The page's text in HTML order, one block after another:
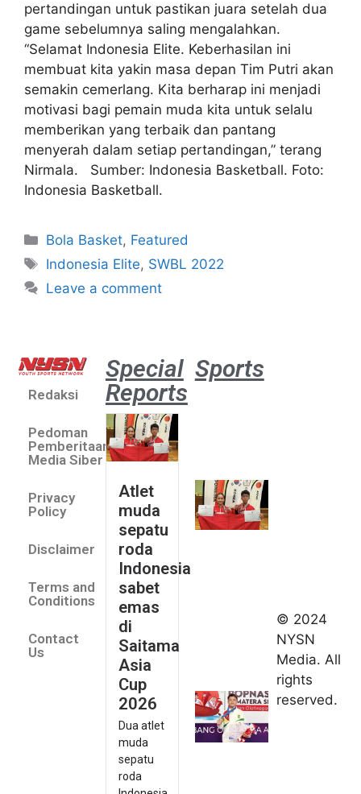
pertandingan untuk pastikan juara setelah dua
game sebelumnya saling mengalahkan.
“Selamat Indonesia Elite. Keberhasilan ini
membuat kita yakin masa depan Tim Putri akan
semakin cemerlang. Kita berharap ini menjadi
motivasi bagi pemain muda kita untuk selalu
memberikan yang terbaik dan pantang
menyerah dalam setiap pertandingan,” terang
Nirmala. Sumber: Indonesia Basketball. Foto:
Indonesia Basketball.
Bola Basket, Featured
Indonesia Elite, SWBL 2022
Leave a comment
Redaksi
Pedoman
Pemberitaan
Media Siber
Privacy
Policy
Disclaimer
Terms and
Conditions
Contact
Us
Special
Reports
Atlet
muda
sepatu
roda
Indonesia
sabet
emas
di
Saitama
Asia
Cup
2026
Dua atlet
muda
sepatu
roda
Sports
2026
Indonesia
kirim tiga
lifter
muda ke
© 2024
NYSN
Media. All
rights
reserved.